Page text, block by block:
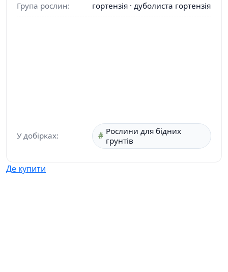
Група рослин:
гортензія · дуболиста гортензія
У добірках:
Рослини для бідних
грунтів
Де купити